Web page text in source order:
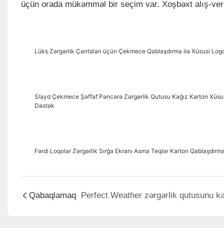
üçün orada mükəmməl bir seçim var. Xoşbəxt alış-
Lüks Zərgərlik Çantaları üçün Çekmece Qablaşdırma ilə Xüsusi
Slayd Çekmece Şəffaf Pəncərə Zərgərlik Qutusu Kağız Karton
Dəstək
Fərdi Loqolar Zərgərlik Sırğa Ekranı Asma Teqlər Karton
Qabaqlamaq